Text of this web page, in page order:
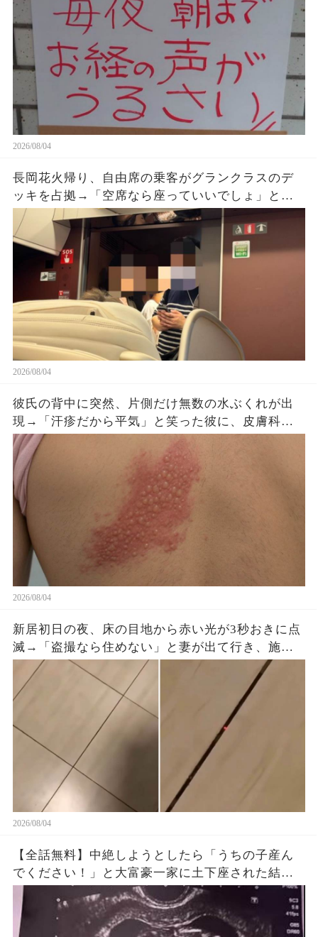
2026/08/04
長岡花火帰り、自由席の乗客がグランクラスのデ
ッキを占拠→「空席なら座っていいでしょ」と扉
をのぞき続けた直後、車掌が乗車券を確認する
と…
2026/08/04
彼氏の背中に突然、片側だけ無数の水ぶくれが出
現→「汗疹だから平気」と笑った彼に、皮膚科医
がすぐ服を下ろさせた理由
2026/08/04
新居初日の夜、床の目地から赤い光が3秒おきに点
滅→「盗撮なら住めない」と妻が出て行き、施工
会社へ動画を送ると…
2026/08/04
【全話無料】中絶しようとしたら「うちの子産ん
でください！」と大富豪一家に土下座された結
果…🤣